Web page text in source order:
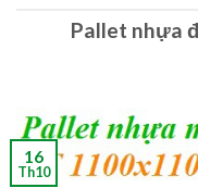
Pallet nhựa
16
Th10